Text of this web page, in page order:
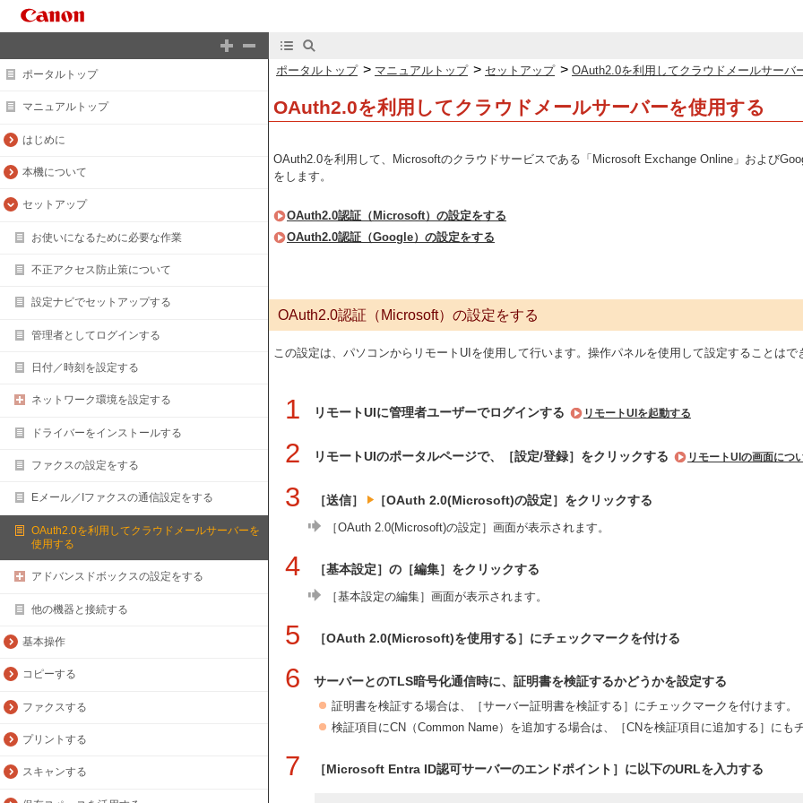
ポータルトップ
マニュアルトップ
はじめに
本機について
セットアップ
お使いになるために必要な作業
不正アクセス防止策について
設定ナビでセットアップする
管理者としてログインする
日付／時刻を設定する
ネットワーク環境を設定する
ドライバーをインストールする
ファクスの設定をする
Eメール／Iファクスの通信設定をする
OAuth2.0を利用してクラウドメールサーバーを
使用する
アドバンスドボックスの設定をする
他の機器と接続する
基本操作
コピーする
ファクスする
プリントする
スキャンする
ポータルトップ > マニュアルトップ > セットアップ > OAuth2.0を利用してクラウドメールサーバ
OAuth2.0を利用してクラウドメールサーバーを使用する
OAuth2.0を利用して、Microsoftのクラウドサービスである「Microsoft Exchange Online」および
をします。
OAuth2.0認証（Microsoft）の設定をする
OAuth2.0認証（Google）の設定をする
OAuth2.0認証（Microsoft）の設定をする
この設定は、パソコンからリモートUIを使用して行います。操作パネルを使用して設定することは
1 リモートUIに管理者ユーザーでログインする リモートUIを起動する
2 リモートUIのポータルページで、［設定/登録］をクリックする リモートUIの画面につ
3 ［送信］ ［OAuth 2.0(Microsoft)の設定］をクリックする
［OAuth 2.0(Microsoft)の設定］画面が表示されます。
4 ［基本設定］の［編集］をクリックする
［基本設定の編集］画面が表示されます。
5 ［OAuth 2.0(Microsoft)を使用する］にチェックマークを付ける
6 サーバーとのTLS暗号化通信時に、証明書を検証するかどうかを設定する
証明書を検証する場合は、［サーバー証明書を検証する］にチェックマークを付けます。
検証項目にCN（Common Name）を追加する場合は、［CNを検証項目に追加する］にも
7 ［Microsoft Entra ID認可サーバーのエンドポイント］に以下のURLを入力する